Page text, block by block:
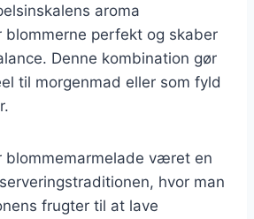
aroma
blommerne perfekt og skaber
Denne kombination gør
til morgenmad eller som fyld
blommemarmelade været en
hvor man
frugter til at lave